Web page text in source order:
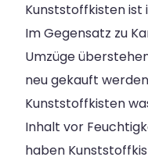
Kunststoffkisten
Im Gegensatz zu
Umzüge
neu gekauft
Kunststoffkisten
Inhalt vor
haben